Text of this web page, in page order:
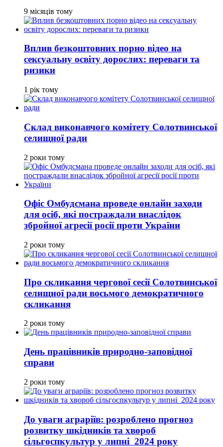
9 місяців тому
Вплив безкоштовних порно відео на
сексуальну освіту дорослих: переваги та
ризики
1 рік тому
Склад виконавчого комітету Солотвинської
селищної ради
2 роки тому
Офіс Омбудсмана проведе онлайн заходи
для осіб, які постраждали внаслідок
збройної агресії росії проти України
2 роки тому
Про скликання чергової сесії Солотвинської
селищної ради восьмого демократичного
скликання
2 роки тому
День працівників природно-заповідної
справи
2 роки тому
До уваги аграріїв: розроблено прогноз
розвитку шкідників та хвороб
сільгоспкультур у липні 2024 року